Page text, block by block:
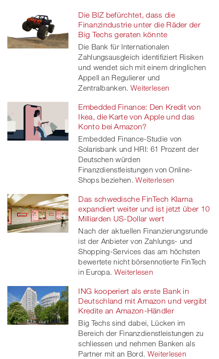
Die BIZ befürchtet, dass die
Finanzindustrie unter die Räder der
Big Techs geraten könnte
Die Bank für Internationalen
Zahlungsausgleich identifiziert Risiken
und wendet sich mit einem dringlichen
Appell an Regulierer und
Zentralbanken. Weiterlesen
Embedded Finance: Den Kredit von
Ikea, die Karte von Apple und das
Konto bei Amazon?
Embedded Finance-Studie von
Solarisbank und HRI: 61 Prozent der
Deutschen würden
Finanzdienstleistungen von Online-
Shops beziehen. Weiterlesen
Das schwedische FinTech Klarna
expandiert weiter und ist jetzt über 10
Milliarden US-Dollar wert
Nach der aktuellen Finanzierungsrunde
ist der Anbieter von Zahlungs- und
Shopping-Services das am höchsten
bewertete nicht börsennotierte FinTech
in Europa. Weiterlesen
ING kooperiert als erste Bank in
Deutschland mit Amazon und vergibt
Kredite an Amazon-Händler
Big Techs sind dabei, Lücken im
Bereich der Finanzdienstleistungen zu
schliessen und nehmen Banken als
Partner mit an Bord. Weiterlesen